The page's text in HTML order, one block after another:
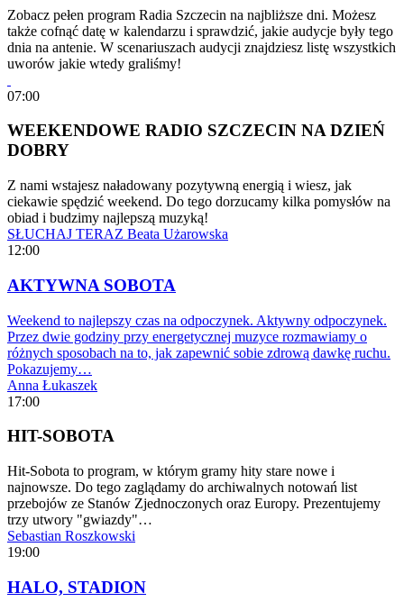
Zobacz pełen program Radia Szczecin na najbliższe dni. Możesz
także cofnąć datę w kalendarzu i sprawdzić, jakie audycje były tego
dnia na antenie. W scenariuszach audycji znajdziesz listę wszystkich
uworów jakie wtedy graliśmy!
07:00
WEEKENDOWE RADIO SZCZECIN NA DZIEŃ
DOBRY
Z nami wstajesz naładowany pozytywną energią i wiesz, jak
ciekawie spędzić weekend. Do tego dorzucamy kilka pomysłów na
obiad i budzimy najlepszą muzyką!
SŁUCHAJ TERAZ Beata Użarowska
12:00
AKTYWNA SOBOTA
Weekend to najlepszy czas na odpoczynek. Aktywny odpoczynek.
Przez dwie godziny przy energetycznej muzyce rozmawiamy o
różnych sposobach na to, jak zapewnić sobie zdrową dawkę ruchu.
Pokazujemy…
Anna Łukaszek
17:00
HIT-SOBOTA
Hit-Sobota to program, w którym gramy hity stare nowe i
najnowsze. Do tego zaglądamy do archiwalnych notowań list
przebojów ze Stanów Zjednoczonych oraz Europy. Prezentujemy
trzy utwory "gwiazdy"…
Sebastian Roszkowski
19:00
HALO, STADION